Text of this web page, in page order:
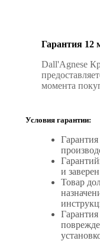
Гарантия 12
Dall'Agnese
момента
Условия гарантии:
Гарантия
и
Товар
Гарантия